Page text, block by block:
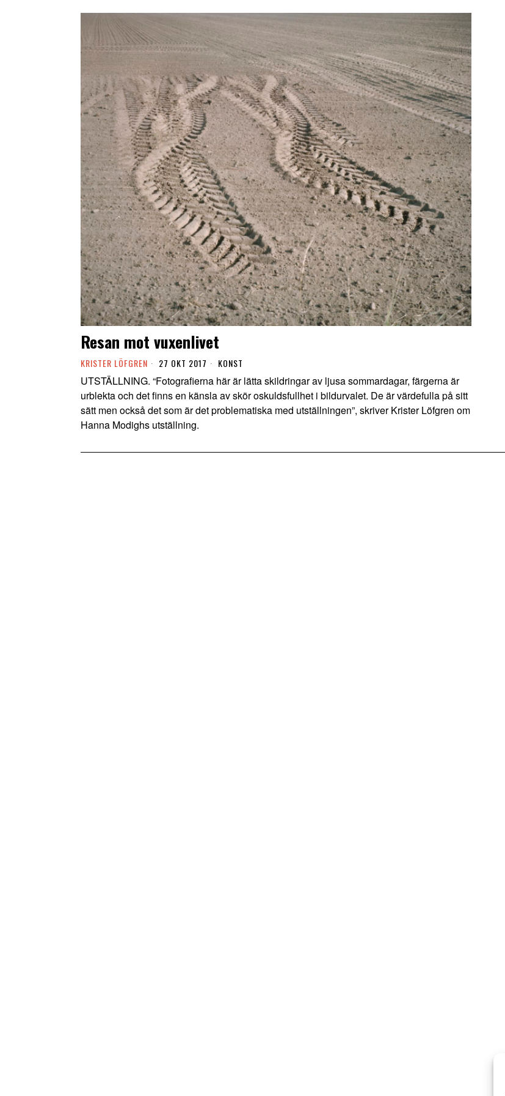
Resan mot vuxenlivet
KRISTER LÖFGREN 27 OKT 2017 KONST
UTSTÄLLNING. “Fotografierna här är lätta skildringar av ljusa sommardagar, färgerna är
urblekta och det finns en känsla av skör oskuldsfullhet i bildurvalet. De är värdefulla på sitt
sätt men också det som är det problematiska med utställningen”, skriver Krister Löfgren om
Hanna Modighs utställning.